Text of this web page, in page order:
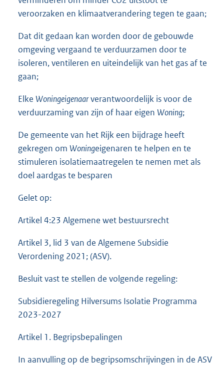
veroorzaken en klimaatverandering tegen te gaan;
Dat dit gedaan kan worden door de gebouwde
omgeving vergaand te verduurzamen door te
isoleren, ventileren en uiteindelijk van het gas af te
gaan;
Elke Woningeigenaarverantwoordelijk is voor de
verduurzaming van zijn of haar eigen Woning;
De gemeente van het Rijk een bijdrage heeft
gekregen om Woningeigenaren te helpen en te
stimuleren isolatiemaatregelen te nemen met als
doel aardgas te besparen
Gelet op:
Artikel 4:23 Algemene wet bestuursrecht
Artikel 3, lid 3 van de Algemene Subsidie
Verordening 2021; (ASV).
Besluit vast te stellen de volgende regeling:
Subsidieregeling Hilversums Isolatie Programma
2023-2027
Artikel 1. Begripsbepalingen
In aanvulling op de begripsomschrijvingen in de ASV